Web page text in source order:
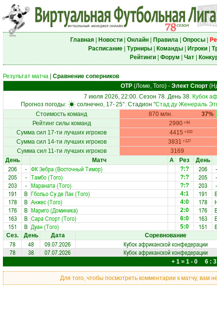
Главная| Новости| Онлайн| Правила| Опросы|
Расписание| Турниры| Команды| Игроки|
Рейтинги| Форум Чат|
Результат матча
Сравнение соперников
ОТР(Ломе, Того)- Элект Спорт
7 июля 2026, 22:00. Сезон 78. День 38. Кубок
Прогноз погоды:
солнечно, 17-25°. Стадион "Стад ду Женераль
Стоимость команд
870 млн.
37%
Рейтинг силы команд
2990 +94
Сумма сил 17-ти лучших игроков 4415 +333
Сумма сил 14-ти лучших игроков 3831 +127
Сумма сил 11-ти лучших игроков
3169
День
Матч А Рез
206 - ФК Зебра (Восточный Тимор) ?:?
205 - Тамбо (Того) ?:?
203 - Мараната (Того) ?:?
191 В Гбольо Су де Лак (Того) 4:1
178 В Анжес (Того) 4:0
176 В Мариго (Доминика) 2:0
163 В Сара Спорт (Того) 6:0
151 В Дуан (Того) 5:0
День
206
-
205
-
203
-
191
178
176
163
151
Сез. День Дата Соревнование
78 48 09.07.2026
Кубок африканской конфедерации
78
38 07.07.2026 Кубок африканской конфедерации
+ 1 = 1 - 0 6 : 3
Для того, чтобы посмотреть комментарии к матчу, вам